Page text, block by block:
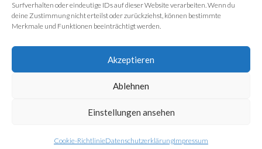
Surfverhalten oder eindeutige IDs auf dieser Website verarbeiten. Wenn du
deine Zustimmung nicht erteilst oder zurückziehst, können bestimmte
Merkmale und Funktionen beeinträchtigt werden.
Akzeptieren
Ablehnen
Einstellungen ansehen
Cookie-RichtlinieDatenschutzerklärungImpressum
Home
Datenschutzerklärung
Impressum
Cookie-Richtlinie (EU)